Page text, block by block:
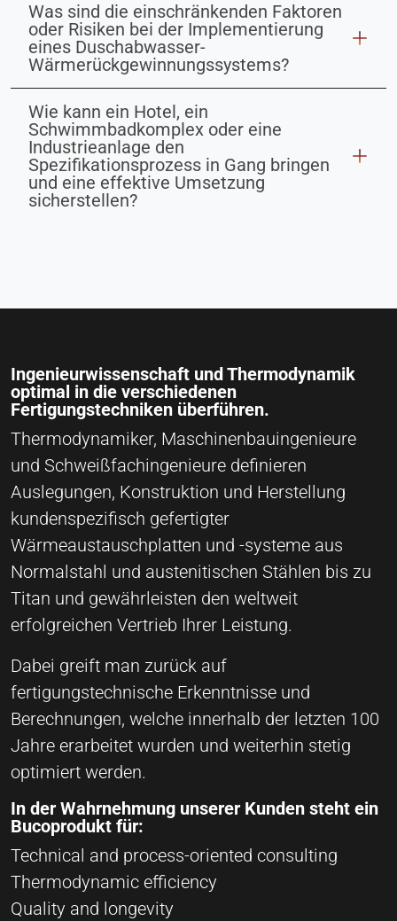
Was sind die einschränkenden Faktoren
oder Risiken bei der Implementierung
eines Duschabwasser-
Wärmerückgewinnungssystems?
Wie kann ein Hotel, ein
Schwimmbadkomplex oder eine
Industrieanlage den
Spezifikationsprozess in Gang bringen
und eine effektive Umsetzung
sicherstellen?
Ingenieurwissenschaft und Thermodynamik
optimal in die verschiedenen
Fertigungstechniken überführen.
Thermodynamiker, Maschinenbauingenieure
und Schweißfachingenieure definieren
Auslegungen, Konstruktion und Herstellung
kundenspezifisch gefertigter
Wärmeaustauschplatten und -systeme aus
Normalstahl und austenitischen Stählen bis zu
Titan und gewährleisten den weltweit
erfolgreichen Vertrieb Ihrer Leistung.
Dabei greift man zurück auf
fertigungstechnische Erkenntnisse und
Berechnungen, welche innerhalb der letzten 100
Jahre erarbeitet wurden und weiterhin stetig
optimiert werden.
In der Wahrnehmung unserer Kunden steht ein
Bucoprodukt für:
Technical and process-oriented consulting
Thermodynamic efficiency
Quality and longevity